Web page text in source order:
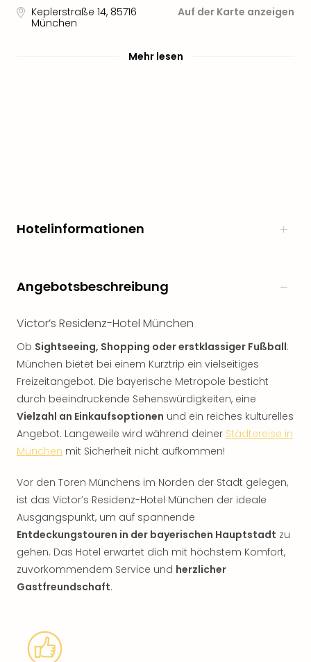
Keplerstraße 14, 85716
München
Auf der Karte anzeigen
Mehr lesen
Hotelinformationen
Angebotsbeschreibung
Victor’s Residenz-Hotel München
Ob Sightseeing, Shopping oder erstklassiger Fußball:
München bietet bei einem Kurztrip ein vielseitiges
Freizeitangebot. Die bayerische Metropole besticht
durch beeindruckende Sehenswürdigkeiten, eine
Vielzahl an Einkaufsoptionen und ein reiches kulturelles
Angebot. Langeweile wird während deiner Städtereise in
München mit Sicherheit nicht aufkommen!
Vor den Toren Münchens im Norden der Stadt gelegen,
ist das Victor’s Residenz-Hotel München der ideale
Ausgangspunkt, um auf spannende
Entdeckungstouren in der bayerischen Hauptstadt zu
gehen. Das Hotel erwartet dich mit höchstem Komfort,
zuvorkommendem Service und herzlicher
Gastfreundschaft.